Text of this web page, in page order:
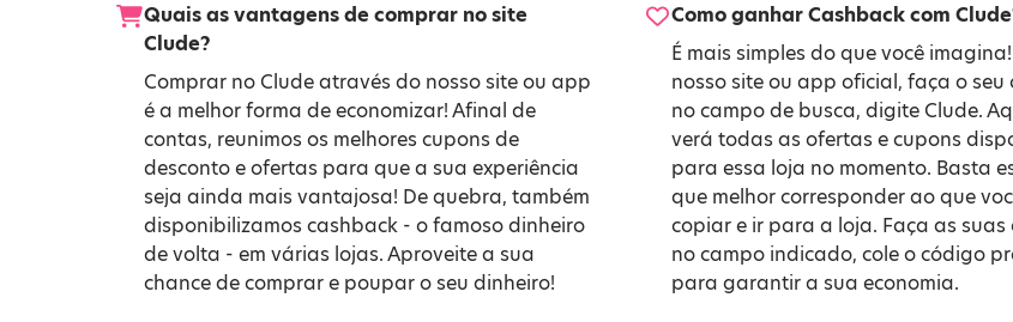
Quais as vantagens de comprar no site
Clude?
Comprar no Clude através do nosso site ou app
é a melhor forma de economizar! Afinal de
contas, reunimos os melhores cupons de
desconto e ofertas para que a sua experiência
seja ainda mais vantajosa! De quebra, também
disponibilizamos cashback - o famoso dinheiro
de volta - em várias lojas. Aproveite a sua
chance de comprar e poupar o seu dinheiro!
Como ganhar Cashback com
É mais simples do que você
nosso site ou app oficial, faça o seu
no campo de busca, digite Clude.
verá todas as ofertas e cupons
para essa loja no momento. Basta
que melhor corresponder ao que
copiar e ir para a loja. Faça as suas
no campo indicado, cole o código
para garantir a sua economia.